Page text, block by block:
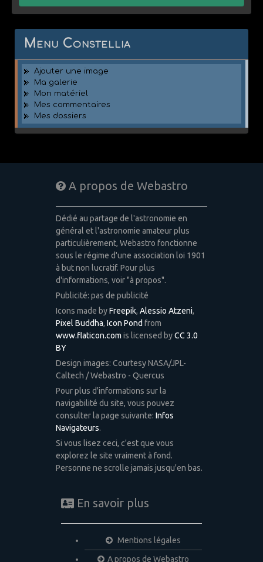
Menu Constellia
Ajouter une image
Ma galerie
Mon matériel
Mes commentaires
Mes dossiers
A propos de Webastro
Dédié au partage de l'astronomie en
général et l'astronomie amateur plus
particulièrement, Webastro fonctionne
sous le régime d'une association loi 1901
à but non lucratif. Pour plus
d'informations, voir "à propos".
Publicité: pas de publicité
Icons made byFreepik, Alessio Atzeni,
Pixel Buddha, Icon Pond from
www.flaticon.com is licensed byCC 3.0
BY
Design images: Courtesy NASA/JPL-
Caltech / Webastro - Quercus
Pour plus d'informations sur la
navigabilité du site, vous pouvez
consulter la page suivante: Infos
Navigateurs.
Si vous lisez ceci, c'est que vous
explorez le site vraiment à fond.
Personne ne scrolle jamais jusqu'en bas.
En savoir plus
Mentions légales
A propos de Webastro